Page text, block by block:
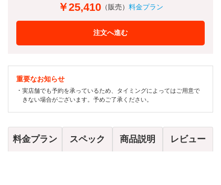
￥25,410 （販売） 料金プラン
注文へ進む
重要なお知らせ
実店舗でも予約を承っているため、タイミングによってはご用意で
きない場合がございます。予めご了承ください。
料金プラン スペック 商品説明 レビュー